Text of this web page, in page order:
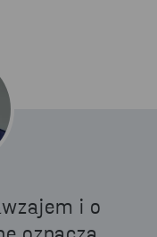
i o